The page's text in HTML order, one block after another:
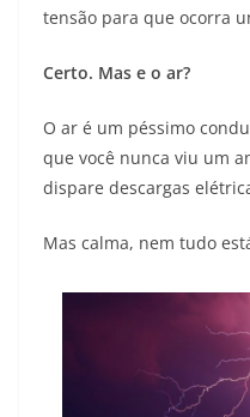
tensão para que ocorra
Certo. Mas e o ar?
O ar é um péssimo
que você nunca viu um
dispare descargas
Mas calma, nem tudo